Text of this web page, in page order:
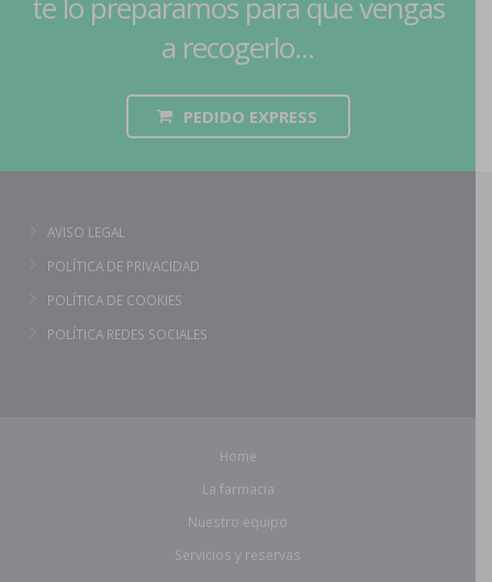
a recogerlo...
PEDIDO EXPRESS
AVISO LEGAL
POLÍTICA DE PRIVACIDAD
POLÍTICA DE COOKIES
POLÍTICA REDES SOCIALES
Home
La farmacia
Nuestro equipo
Servicios y reservas